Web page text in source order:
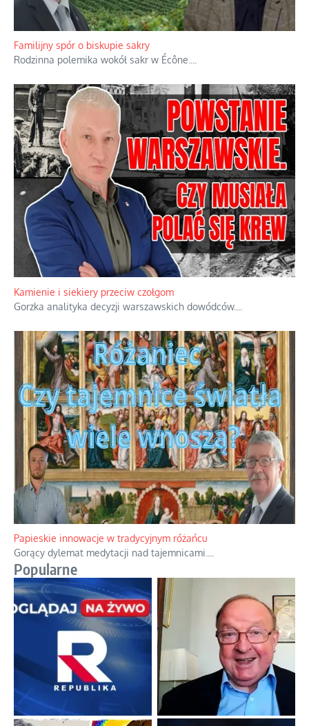
Ciemna strona podręcznikowych mitów historycznych
Historia jest doświadczeniem niepowtarzalnym i tłumaczenie,
że będziemy coś krytykować po to, żeby później znowu jakiegoś
powstania nie zrobili, jest...
Familijny spór o biskupie sakry
Rodzinna polemika wokół sakr w Écône.
Kamienie i siekiery przeciw czołgom
Gorzka analityka decyzji warszawskich dowódców.